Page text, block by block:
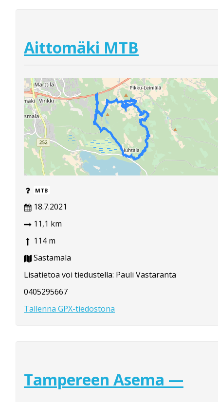
Aittomäki MTB
MTB
18.7.2021
11,1 km
114 m
Sastamala
Lisätietoa voi tiedustella: Pauli Vastaranta
0405295667
Tallenna GPX-tiedostona
Tampereen Asema —